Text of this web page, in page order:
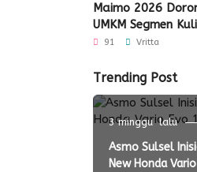
Maimo 2026
UMKM Segmen
Perluas Akses
91 Vritta
Trending Post
3 minggu lalu
Asmo Sulsel
New Honda